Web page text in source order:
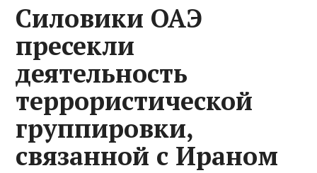
Силовики ОАЭ
пресекли
деятельность
террористической
группировки,
связанной с Ираном